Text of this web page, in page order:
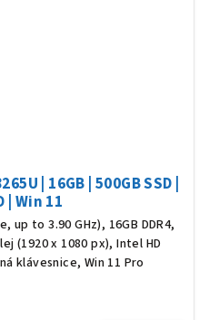
| 16GB | 500GB SSD |
| Win 11
up to 3.90 GHz), 16GB DDR4,
(1920 x 1080 px), Intel HD
klávesnice, Win 11 Pro